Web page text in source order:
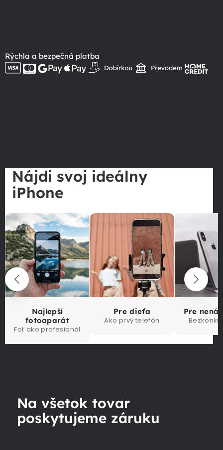
Rýchla a bezpečná platba
Nájdi svoj ideálny
iPhone
Najlepší
fotoaparát
Foť ako profesionál
Pre dieťa
Ako prvý telefón
Pre
Na všetok tovar
poskytujeme záruku